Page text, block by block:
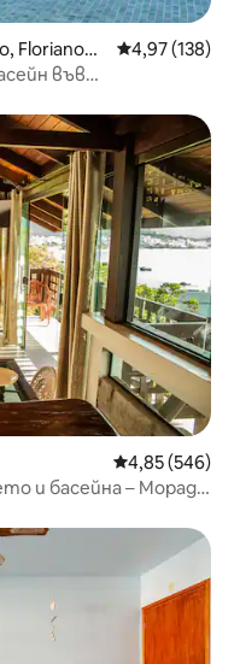
Florianopó
Средна
4,97 (138)
във
Средна
4,85 (546)
и басейна – Морада